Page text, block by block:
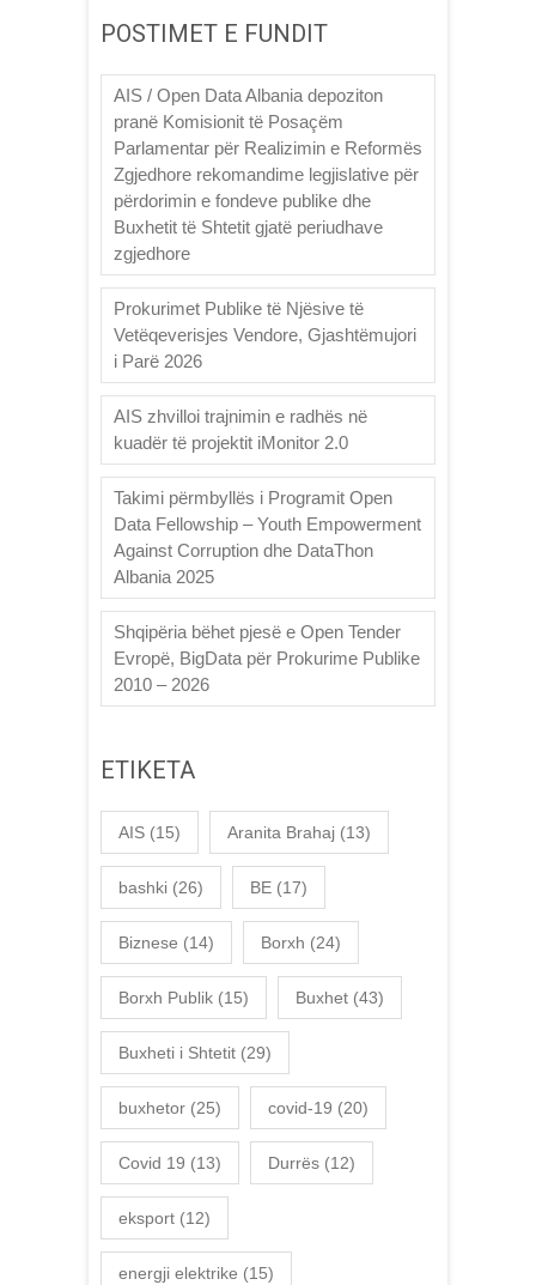
POSTIMET E FUNDIT
AIS / Open Data Albania depoziton
pranë Komisionit të Posaçëm
Parlamentar për Realizimin e Reformës
Zgjedhore rekomandime legjislative për
përdorimin e fondeve publike dhe
Buxhetit të Shtetit gjatë periudhave
zgjedhore
Prokurimet Publike të Njësive të
Vetëqeverisjes Vendore, Gjashtëmujori
i Parë 2026
AIS zhvilloi trajnimin e radhës në
kuadër të projektit iMonitor 2.0
Takimi përmbyllës i Programit Open
Data Fellowship – Youth Empowerment
Against Corruption dhe DataThon
Albania 2025
Shqipëria bëhet pjesë e Open Tender
Evropë, BigData për Prokurime Publike
2010 – 2026
ETIKETA
AIS (15) Aranita Brahaj (13)
bashki (26) BE (17)
Biznese (14) Borxh (24)
Borxh Publik (15) Buxhet (43)
Buxheti i Shtetit (29)
buxhetor (25) covid-19 (20)
Covid 19 (13) Durrës (12)
eksport (12)
energji elektrike (15)